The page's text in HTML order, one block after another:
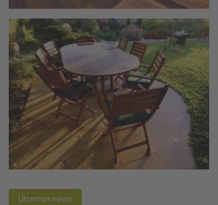
Ulteriori news